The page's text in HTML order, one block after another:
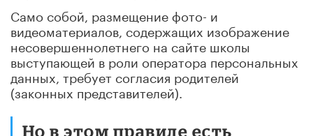
Само собой, размещение фото- и
видеоматериалов, содержащих изображение
несовершеннолетнего на сайте школы
выступающей в роли оператора персональных
данных, требует согласия родителей
(законных представителей).
Но в этом правиле есть